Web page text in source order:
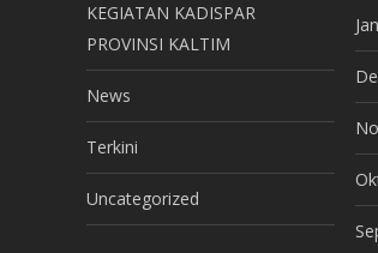
KEGIATAN KADISPAR
PROVINSI KALTIM
News
Terkini
Uncategorized